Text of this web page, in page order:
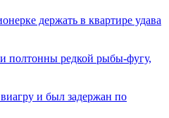
держать в квартире удава
полтонны редкой рыбы-фугу,
и был задержан по